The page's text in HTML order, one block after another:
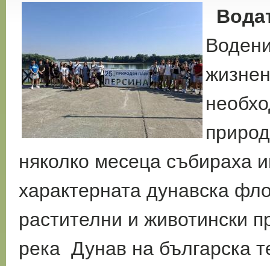
няколко месеца събираха
характерната дунавска
растителни и животински
река Дунав на българска